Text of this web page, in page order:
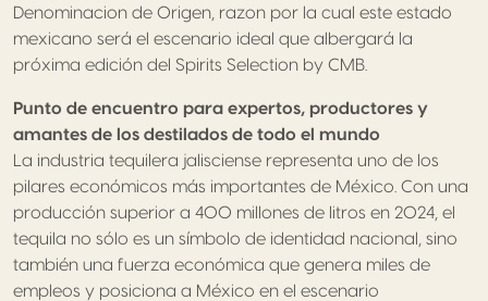
Denominacion de Origen, razon por la cual este estado
mexicano será el escenario ideal que albergará la
próxima edición del Spirits Selection by CMB.
Punto de encuentro para expertos, productores y
amantes de los destilados de todo el mundo
La industria tequilera jalisciense representa uno de los
pilares económicos más importantes de México. Con una
producción superior a 400 millones de litros en 2024, el
tequila no sólo es un símbolo de identidad nacional, sino
también una fuerza económica que genera miles de
empleos y posiciona a México en el escenario